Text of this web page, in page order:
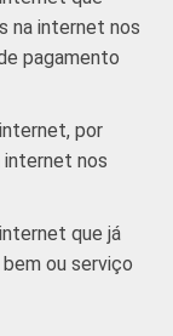
81 26
74
67 34
na internet nos
pagamento
por
internet nos
que já
ou serviço